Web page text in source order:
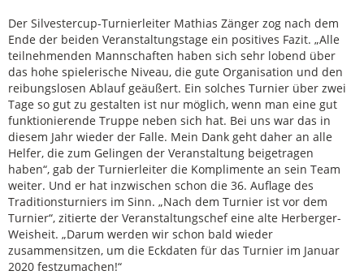
Der Silvestercup-Turnierleiter Mathias Zänger zog nach dem
Ende der beiden Veranstaltungstage ein positives Fazit. „Alle
teilnehmenden Mannschaften haben sich sehr lobend über
das hohe spielerische Niveau, die gute Organisation und den
reibungslosen Ablauf geäußert. Ein solches Turnier über zwei
Tage so gut zu gestalten ist nur möglich, wenn man eine gut
funktionierende Truppe neben sich hat. Bei uns war das in
diesem Jahr wieder der Falle. Mein Dank geht daher an alle
Helfer, die zum Gelingen der Veranstaltung beigetragen
haben“, gab der Turnierleiter die Komplimente an sein Team
weiter. Und er hat inzwischen schon die 36. Auflage des
Traditionsturniers im Sinn. „Nach dem Turnier ist vor dem
Turnier“, zitierte der Veranstaltungschef eine alte Herberger-
Weisheit. „Darum werden wir schon bald wieder
zusammensitzen, um die Eckdaten für das Turnier im Januar
2020 festzumachen!“